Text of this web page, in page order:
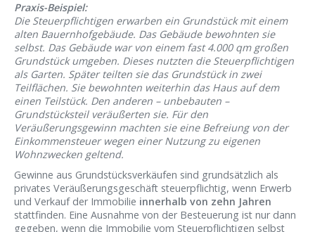
Praxis-Beispiel:
Die Steuerpflichtigen erwarben ein Grundstück mit einem
alten Bauernhofgebäude. Das Gebäude bewohnten sie
selbst. Das Gebäude war von einem fast 4.000 qm großen
Grundstück umgeben. Dieses nutzten die Steuerpflichtigen
als Garten. Später teilten sie das Grundstück in zwei
Teilflächen. Sie bewohnten weiterhin das Haus auf dem
einen Teilstück. Den anderen – unbebauten –
Grundstücksteil veräußerten sie. Für den
Veräußerungsgewinn machten sie eine Befreiung von der
Einkommensteuer wegen einer Nutzung zu eigenen
Wohnzwecken geltend.
Gewinne aus Grundstücksverkäufen sind grundsätzlich als
privates Veräußerungsgeschäft steuerpflichtig, wenn Erwerb
und Verkauf der Immobilie innerhalb von zehn Jahren
stattfinden. Eine Ausnahme von der Besteuerung ist nur dann
gegeben, wenn die Immobilie vom Steuerpflichtigen selbst